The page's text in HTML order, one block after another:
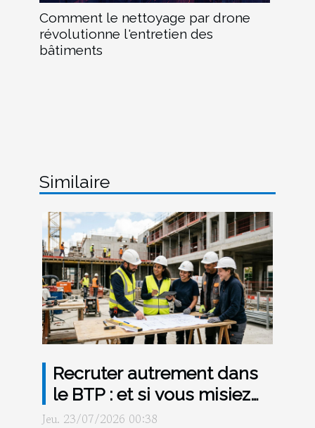
Comment le nettoyage par drone
révolutionne l'entretien des
bâtiments
Similaire
Recruter autrement dans
le BTP : et si vous misiez
sur la mixité ?
Jeu. 23/07/2026 00:38